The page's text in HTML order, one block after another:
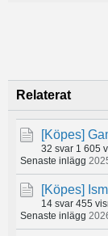
Relaterat
[Köpes]
32 svar 1 605
Senaste inlägg
[Köpes]
14 svar 455
Senaste inlägg